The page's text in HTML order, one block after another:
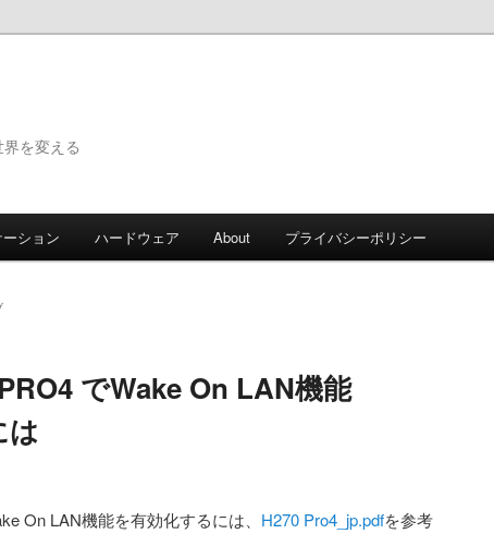
を変える
ション ハードウェア About プライバシーポリシー
でWake On LAN機能
は
On LAN機能を有効化するには、 H270 Pro4_jp.pdfを参考